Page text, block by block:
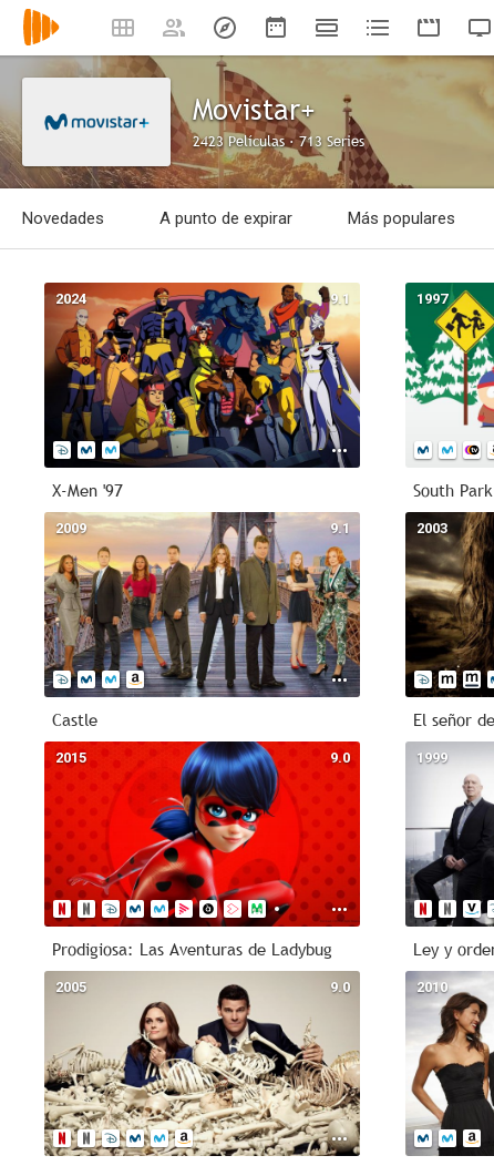
Movistar+
2423 Películas · 713 Series
Novedades A punto de expirar Más populares
9.1
2024
X-Men '97
1997
South Park
9.1
2009
Castle
2003
9.0
2015
Prodigiosa: Las Aventuras de Ladybug
1999
9.0
2005 2010